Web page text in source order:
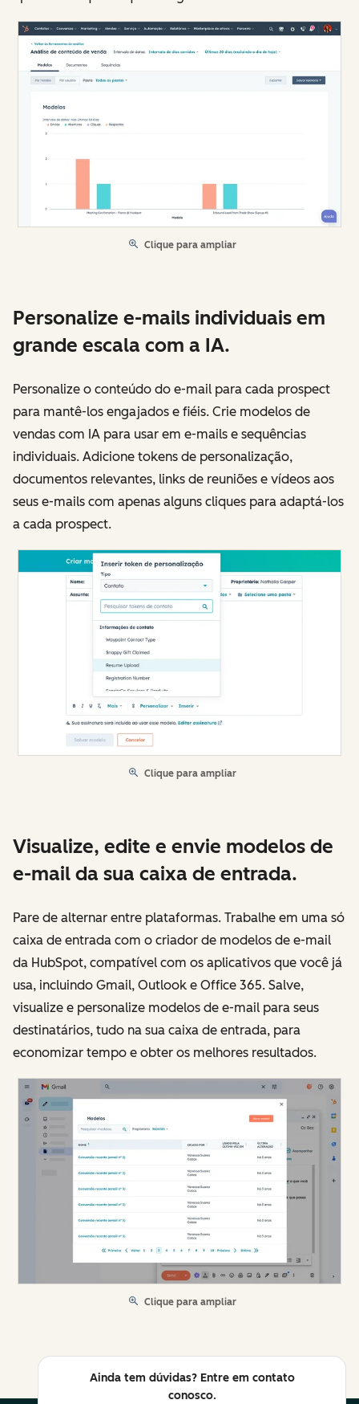
Clique para ampliar
Personalize e-mails individuais em
grande escala com a IA.
Personalize o conteúdo do e-mail para cada prospect
para mantê-los engajados e fiéis. Crie modelos de
vendas com IA para usar em e-mails e sequências
individuais. Adicione tokens de personalização,
documentos relevantes, links de reuniões e vídeos aos
seus e-mails com apenas alguns cliques para adaptá-los
a cada prospect.
Clique para ampliar
Visualize, edite e envie modelos de
e-mail da sua caixa de entrada.
Pare de alternar entre plataformas. Trabalhe em uma só
caixa de entrada com o criador de modelos de e-mail
da HubSpot, compatível com os aplicativos que você já
usa, incluindo Gmail, Outlook e Office 365. Salve,
visualize e personalize modelos de e-mail para seus
destinatários, tudo na sua caixa de entrada, para
economizar tempo e obter os melhores resultados.
Clique para ampliar
Ainda tem dúvidas? Entre em contato
conosco.